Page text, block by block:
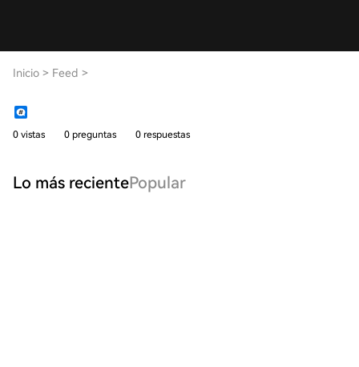
Inicio > Feed >
0 vistas 0 preguntas 0 respuestas
Lo más recientePopular